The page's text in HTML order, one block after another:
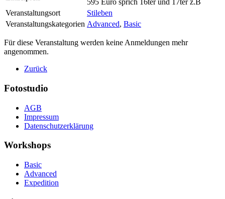
595 Euro sprich 16ter und 17ter z.B
Veranstaltungsort
Stileben
Veranstaltungskategorien Advanced, Basic
Für diese Veranstaltung werden keine Anmeldungen mehr
angenommen.
Zurück
Fotostudio
AGB
Impressum
Datenschutzerklärung
Workshops
Basic
Advanced
Expedition